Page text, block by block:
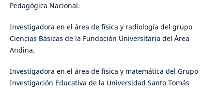
Pedagógica Nacional.
Investigadora en el área de física y radiología del grupo
Ciencias Básicas de la Fundación Universitaria del Área
Andina.
Investigadora en el área de física y matemática del Grupo
Investigación Educativa de la Universidad Santo Tomás